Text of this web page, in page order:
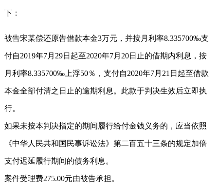
下：
被告宋某偿还原告借款本金3万元，并按月利率8.335700‰支
付自2019年7月29日起至2020年7月20日止的借期内利息，按
月利率8.335700‰上浮50％，支付自2020年7月21日起至借款
本金全部付清之日止的逾期利息。此款于判决生效后立即执
行。
如果未按本判决指定的期间履行给付金钱义务的，应当依照
《中华人民共和国民事诉讼法》第二百五十三条的规定加倍
支付迟延履行期间的债务利息。
案件受理费275.00元由被告承担。